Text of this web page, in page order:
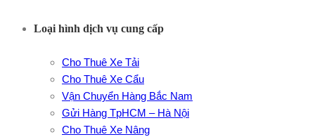
Loại hình dịch vụ cung cấp
Cho Thuê Xe Tải
Cho Thuê Xe Cẩu
Vận Chuyển Hàng Bắc Nam
Gửi Hàng TpHCM – Hà Nội
Cho Thuê Xe Nâng